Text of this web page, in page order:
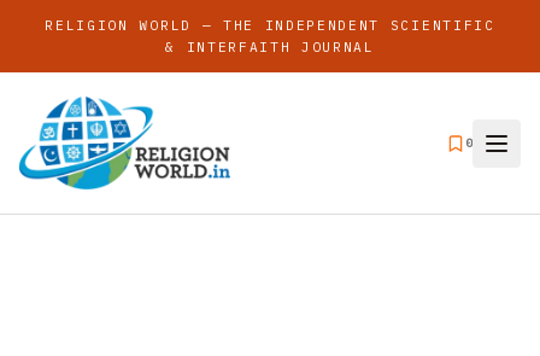
RELIGION WORLD — THE INDEPENDENT SCIENTIFIC
& INTERFAITH JOURNAL
0